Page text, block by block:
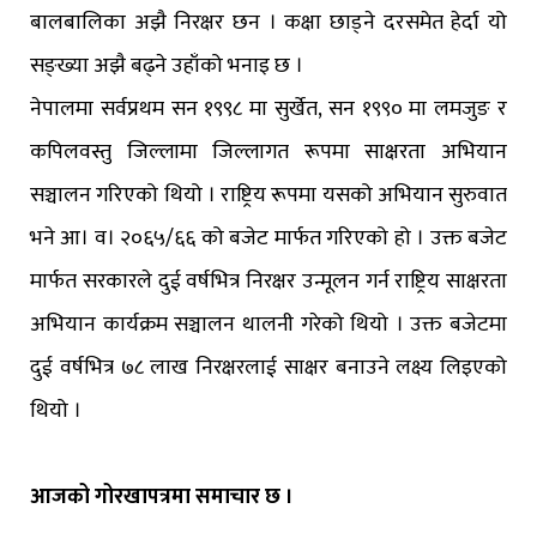
बालबालिका अझै निरक्षर छन । कक्षा छाड्ने दरसमेत हेर्दा यो
सङ्ख्या अझै बढ्ने उहाँको भनाइ छ ।
नेपालमा सर्वप्रथम सन १९९८ मा सुर्खेत, सन १९९० मा लमजुङ र
कपिलवस्तु जिल्लामा जिल्लागत रूपमा साक्षरता अभियान
सञ्चालन गरिएको थियो । राष्ट्रिय रूपमा यसको अभियान सुरुवात
भने आ। व। २०६५/६६ को बजेट मार्फत गरिएको हो । उक्त बजेट
मार्फत सरकारले दुई वर्षभित्र निरक्षर उन्मूलन गर्न राष्ट्रिय साक्षरता
अभियान कार्यक्रम सञ्चालन थालनी गरेको थियो । उक्त बजेटमा
दुई वर्षभित्र ७८ लाख निरक्षरलाई साक्षर बनाउने लक्ष्य लिइएको
थियो ।
आजको गोरखापत्रमा समाचार छ ।